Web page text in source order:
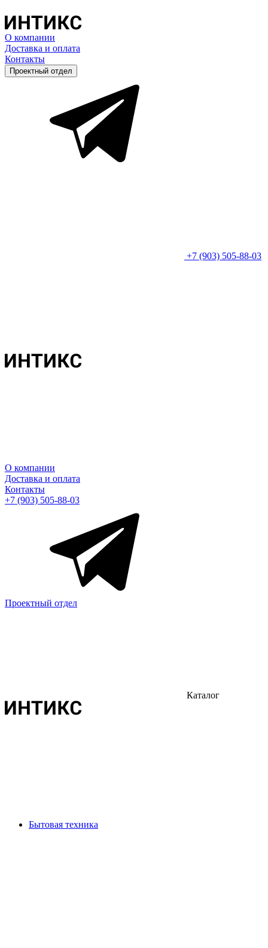
О компании
Доставка и оплата
Контакты
Проектный отдел
+7 (903) 505-88-03
О компании
Доставка и оплата
Контакты
+7 (903) 505-88-03
Проектный отдел
Каталог
Бытовая техника